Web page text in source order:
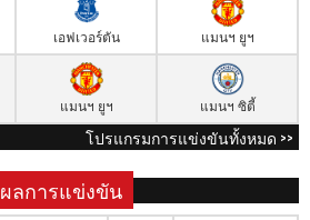
เอฟเวอร์ตัน แมนฯ ยูฯ
แมนฯ ยูฯ แมนฯ ซิตี้
โปรแกรมการแข่งขันทั้งหมด >>
ผลการแข่งขัน